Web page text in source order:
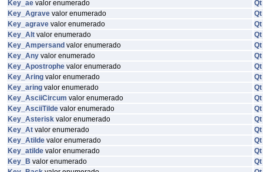
Key_ae valor enumerado
Qt
Key_Agrave valor enumerado
Qt
Key_agrave valor enumerado
Qt
Key_Alt valor enumerado
Qt
Key_Ampersand valor enumerado
Qt
Key_Any valor enumerado
Qt
Key_Apostrophe valor enumerado
Qt
Key_Aring valor enumerado
Qt
Key_aring valor enumerado
Qt
Key_AsciiCircum valor enumerado
Qt
Key_AsciiTilde valor enumerado
Qt
Key_Asterisk valor enumerado
Qt
Key_At valor enumerado
Qt
Key_Atilde valor enumerado
Qt
Key_atilde valor enumerado
Qt
Key_B valor enumerado
Qt